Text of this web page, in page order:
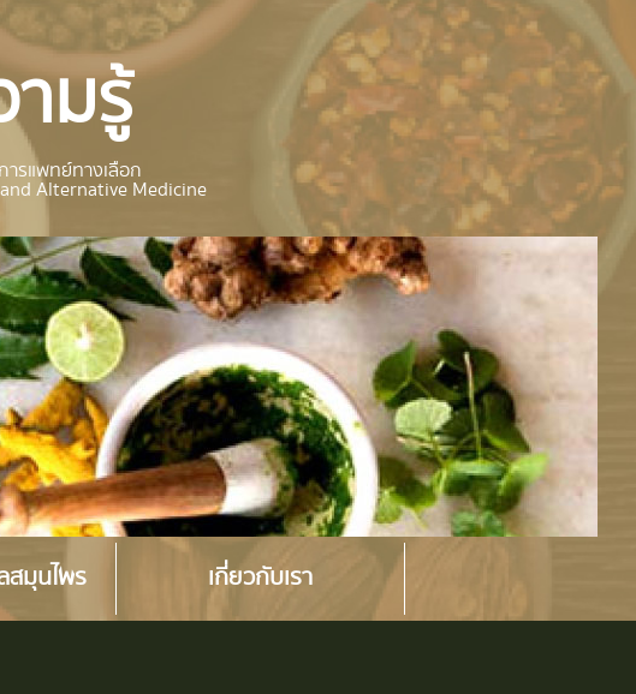
มรู้
ารแพทย์ทางเลือก
Alternative Medicine
มุนไพร เกี่ยวกับเรา